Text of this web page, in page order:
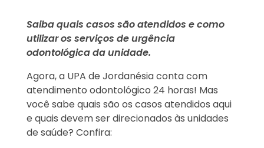
Saiba quais casos são atendidos e como
utilizar os serviços de urgência
odontológica da unidade.
Agora, a UPA de Jordanésia conta com
atendimento odontológico 24 horas! Mas
você sabe quais são os casos atendidos aqui
e quais devem ser direcionados às unidades
de saúde? Confira: